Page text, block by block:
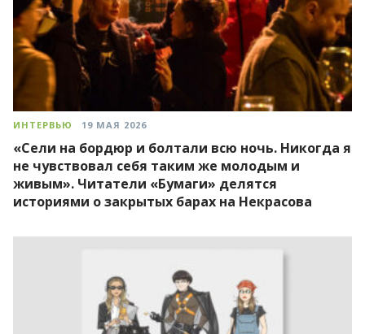
ИНТЕРВЬЮ 19 МАЯ 2026
«Сели на бордюр и болтали всю ночь. Никогда я
не чувствовал себя таким же молодым и
живым». Читатели «Бумаги» делятся
историями о закрытых барах на Некрасова